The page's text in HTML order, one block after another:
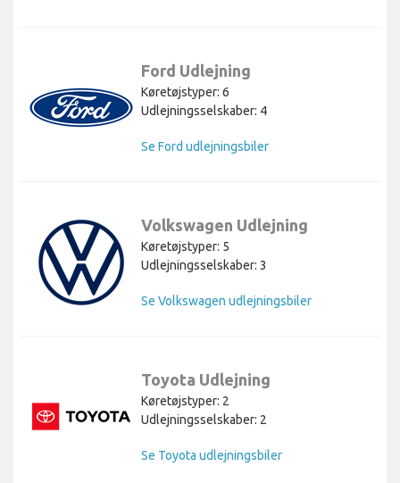
Ford Udlejning
Køretøjstyper: 6
Udlejningsselskaber: 4
Se Ford udlejningsbiler
Volkswagen Udlejning
Køretøjstyper: 5
Udlejningsselskaber: 3
Se Volkswagen udlejningsbiler
Toyota Udlejning
Køretøjstyper: 2
Udlejningsselskaber: 2
Se Toyota udlejningsbiler